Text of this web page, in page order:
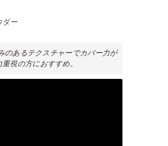
ダー
のあるテクスチャーでカバー力が
視の方におすすめ。